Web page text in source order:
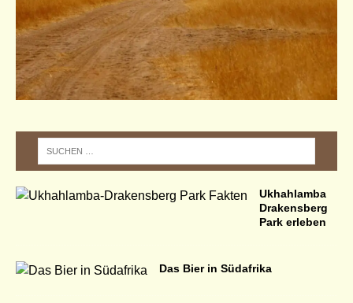
Ukhahlamba
Drakensberg
Park erleben
Das Bier in Südafrika